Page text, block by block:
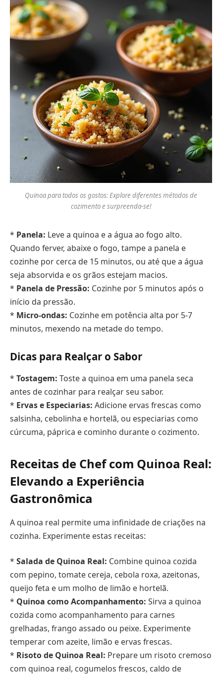
Quinoa para todos os gostos: Explore diferentes métodos de
cozimento e surpreenda-se!
* Panela: Leve a quinoa e a água ao fogo alto.
Quando ferver, abaixe o fogo, tampe a panela e
cozinhe por cerca de 15 minutos, ou até que a água
seja absorvida e os grãos estejam macios.
* Panela de Pressão: Cozinhe por 5 minutos após o
início da pressão.
* Micro-ondas: Cozinhe em potência alta por 5-7
minutos, mexendo na metade do tempo.
Dicas para Realçar o Sabor
* Tostagem: Toste a quinoa em uma panela seca
antes de cozinhar para realçar seu sabor.
* Ervas e Especiarias: Adicione ervas frescas como
salsinha, cebolinha e hortelã, ou especiarias como
cúrcuma, páprica e cominho durante o cozimento.
Receitas de Chef com Quinoa Real:
Elevando a Experiência
Gastronômica
A quinoa real permite uma infinidade de criações na
cozinha. Experimente estas receitas:
* Salada de Quinoa Real: Combine quinoa cozida
com pepino, tomate cereja, cebola roxa, azeitonas,
queijo feta e um molho de limão e hortelã.
* Quinoa como Acompanhamento: Sirva a quinoa
cozida como acompanhamento para carnes
grelhadas, frango assado ou peixe. Experimente
temperar com azeite, limão e ervas frescas.
* Risoto de Quinoa Real: Prepare um risoto cremoso
com quinoa real, cogumelos frescos, caldo de